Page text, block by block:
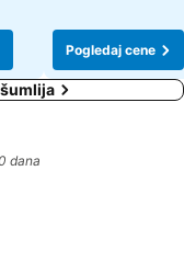
Pogledaj cene
dana